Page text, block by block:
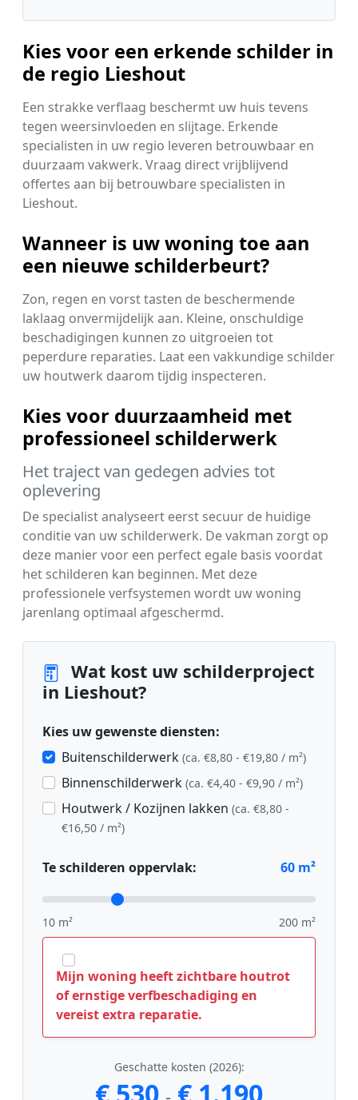
Kies voor een erkende schilder in
de regio Lieshout
Een strakke verflaag beschermt uw huis tevens
tegen weersinvloeden en slijtage. Erkende
specialisten in uw regio leveren betrouwbaar en
duurzaam vakwerk. Vraag direct vrijblijvend
offertes aan bij betrouwbare specialisten in
Lieshout.
Wanneer is uw woning toe aan
een nieuwe schilderbeurt?
Zon, regen en vorst tasten de beschermende
laklaag onvermijdelijk aan. Kleine, onschuldige
beschadigingen kunnen zo uitgroeien tot
peperdure reparaties. Laat een vakkundige schilder
uw houtwerk daarom tijdig inspecteren.
Kies voor duurzaamheid met
professioneel schilderwerk
Het traject van gedegen advies tot
oplevering
De specialist analyseert eerst secuur de huidige
conditie van uw schilderwerk. De vakman zorgt op
deze manier voor een perfect egale basis voordat
het schilderen kan beginnen. Met deze
professionele verfsystemen wordt uw woning
jarenlang optimaal afgeschermd.
Wat kost uw schilderproject
in Lieshout?
Kies uw gewenste diensten:
Buitenschilderwerk (ca. €8,80 - €19,80 / m²)
Binnenschilderwerk (ca. €4,40 - €9,90 / m²)
Houtwerk / Kozijnen lakken (ca. €8,80 -
€16,50 / m²)
Te schilderen oppervlak: 60 m²
10 m² 200 m²
Mijn woning heeft zichtbare houtrot
of ernstige verfbeschadiging en
vereist extra reparatie.
Geschatte kosten (2026):
€ 530 € 1.190